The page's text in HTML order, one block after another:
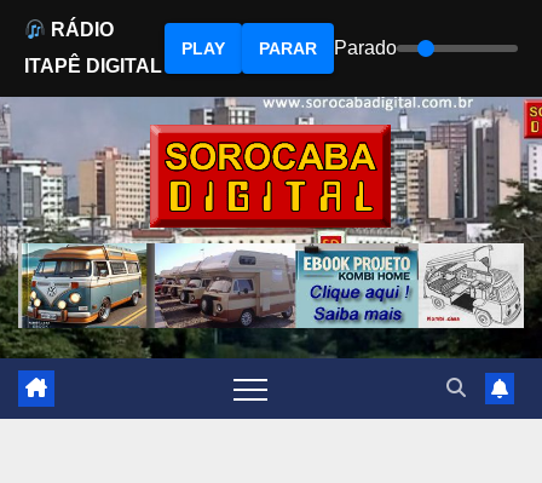
to
content
RÁDIO
ITAPÊ DIGITAL
PLAY PARAR Parado